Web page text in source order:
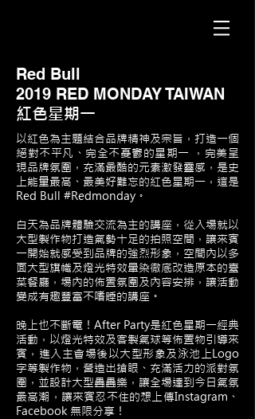
Red Bull
2019 RED MONDAY TAIWAN
​紅色星期一
以紅色為主題結合品牌精神及宗旨，打造一個
絕對不平凡、完全不憂鬱的星期一 ，完美呈
現品牌氛圍，充滿最酷的元素激發靈感，是史
上能量最高、最美好難忘的紅色星期一，這是
Red Bull #Redmonday。
白天為品牌體驗交流為主的講座，從入場就以
大型製作物打造氣勢十足的拍照空間，讓來賓
一開始就感受到品牌的強烈形象，空間內以多
面大型旗幟及燈光特效暈染徹底改造原本的臺
菜餐廳，場內的佈置氛圍及內容安排，讓活動
變成有趣豐富不嗜睡的講座。
晚上也不斷電！After Party是紅色星期一經典
活動，以燈光特效及客製氣球等佈置物引導來
賓，進入主會場後以大型形象及泳池上Logo
字等製作物，營造出搶眼、充滿活力的派對氛
圍，並設計大型疊疊樂，讓全場達到今日氣氛
最高潮，讓來賓忍不住的想上傳Instagram、
Facebook 無限分享！